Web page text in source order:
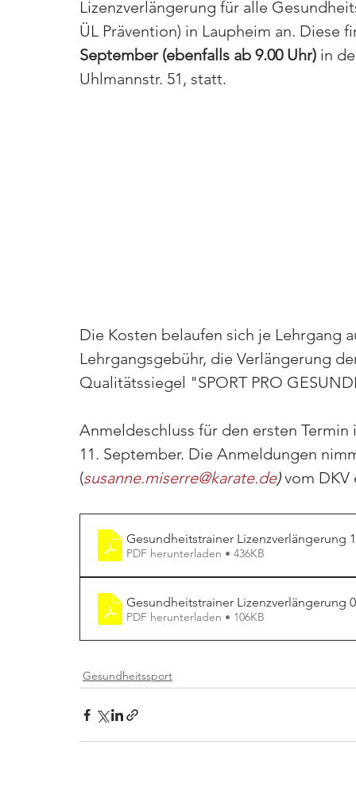
Lizenzverlängerung für alle
ÜL Prävention) in Laupheim an. Diese
September (ebenfalls ab 9.00 Uhr) in
Uhlmannstr. 51, statt.
Die Kosten belaufen sich je Lehrgang
Lehrgangsgebühr, die Verlängerung
Qualitätssiegel "SPORT PRO
Anmeldeschluss für den ersten
11. September. Die Anmeldungen
(susanne.miserre@karate.de) vom DKV
Gesundheitstrainer Lizenzverlängerung
PDF herunterladen • 436KB
Gesundheitstrainer Lizenzverlängerung
PDF herunterladen • 106KB
Gesundheitssport